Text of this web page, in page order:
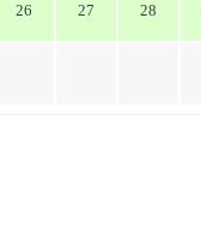
26 27 28